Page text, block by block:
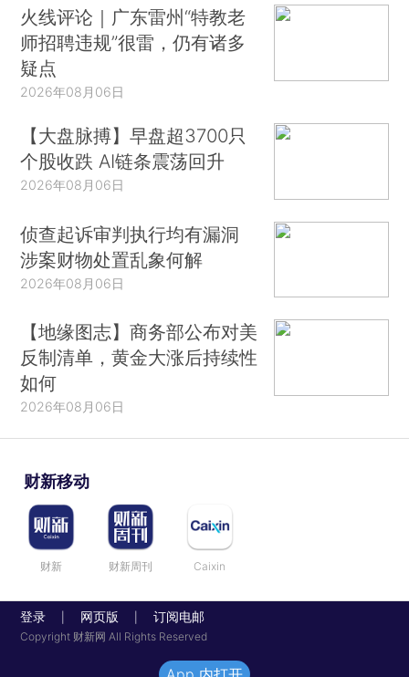
火线评论｜广东雷州“特教老
师招聘违规”很雷，仍有诸多
疑点
2026年08月06日
【大盘脉搏】早盘超3700只
个股收跌 AI链条震荡回升
2026年08月06日
侦查起诉审判执行均有漏洞
涉案财物处置乱象何解
2026年08月06日
【地缘图志】商务部公布对美
反制清单，黄金大涨后持续性
如何
2026年08月06日
财新移动
财新 财新周刊 Caixin
登录 网页版 订阅电邮
Copyright 财新网 All Rights Reserved